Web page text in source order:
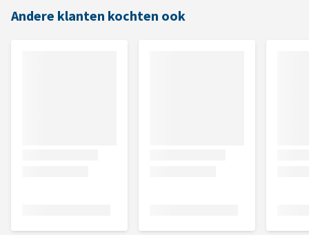
Andere klanten kochten ook